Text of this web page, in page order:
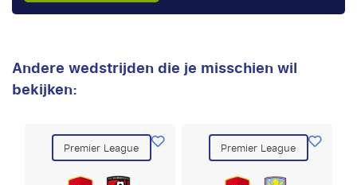
Andere wedstrijden die je misschien wil
bekijken:
Premier League Premier League